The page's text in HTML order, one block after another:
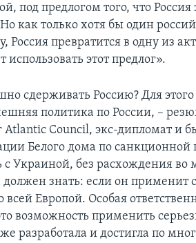
под предлогом того, что Россия
как только хотя бы один
Россия превратится в одну из
этот предлог».
сдерживать Россию? Для этого
политика по России, –
Atlantic Council, экс-дипломат и
Белого дома по санкционной
с Украиной, без расхождения во
знать: если он применит
Европой. Особая
возможность применить
разработала и достигла по